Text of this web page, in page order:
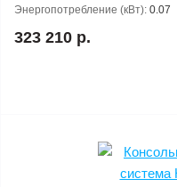
Энергопотребление (кВт): 0.07
323 210 р.